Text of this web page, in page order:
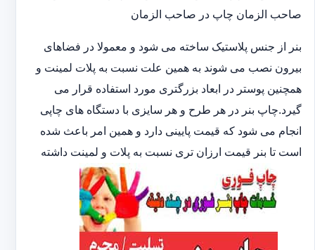
صاحب الزمان چاپ در صاحب الزمان
بنر از جنس پلاستیک ساخته می شود و معمولا در فضاهای
بیرون نصب می شوند به همین علت نسبت به پلات لمینت و
همچنین پوستر در ابعاد بزرگتری مورد استفاده قرار می
گیرد.چاپ بنر در هر طرح و هر سایزی با دستگاه های چاپی
انجام می شود که قیمت پایینی دارد و همین امر باعث شده
است تا بنر قیمت ارزان تری نسبت به پلات و لمینت داشته